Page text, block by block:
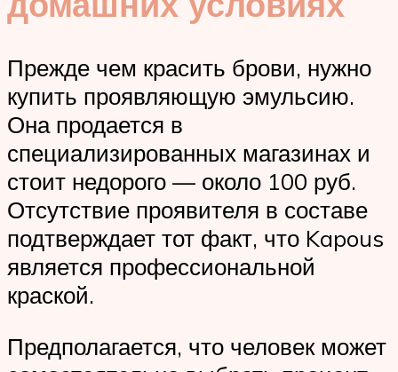
Прежде чем красить брови, нужно
купить проявляющую эмульсию.
Она продается в
специализированных магазинах и
стоит недорого — около 100 руб.
Отсутствие проявителя в составе
подтверждает тот факт, что Kapous
является профессиональной
краской.
Предполагается, что человек может